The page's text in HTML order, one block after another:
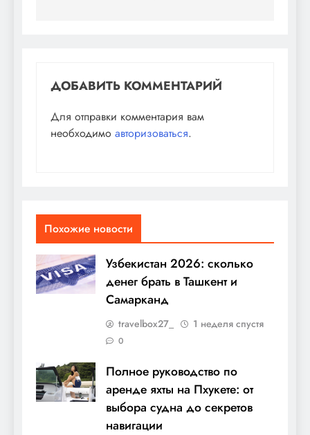
ДОБАВИТЬ КОММЕНТАРИЙ
Для отправки комментария вам
необходимо авторизоваться.
Похожие новости
Узбекистан 2026: сколько
денег брать в Ташкент и
Самарканд
travelbox27_ 1 неделя спустя
0
Полное руководство по
аренде яхты на Пхукете: от
выбора судна до секретов
навигации